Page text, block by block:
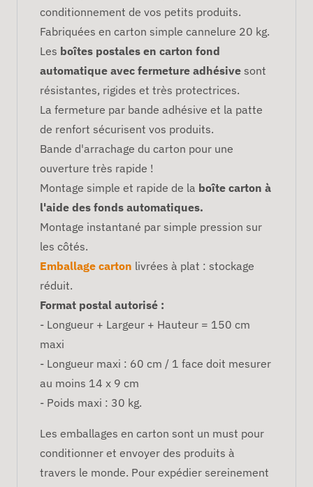
conditionnement de vos petits produits.
Fabriquées en carton simple cannelure 20 kg.
Les boîtes postales en carton fond
automatique avec fermeture adhésive sont
résistantes, rigides et très protectrices.
La fermeture par bande adhésive et la patte
de renfort sécurisent vos produits.
Bande d'arrachage du carton pour une
ouverture très rapide !
Montage simple et rapide de la boîte carton à
l'aide des fonds automatiques.
Montage instantané par simple pression sur
les côtés.
Emballage carton livrées à plat : stockage
réduit.
Format postal autorisé :
- Longueur + Largeur + Hauteur = 150 cm
maxi
- Longueur maxi : 60 cm / 1 face doit mesurer
au moins 14 x 9 cm
- Poids maxi : 30 kg.
Les emballages en carton sont un must pour
conditionner et envoyer des produits à
travers le monde. Pour expédier sereinement